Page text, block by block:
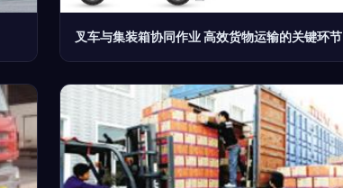
叉车与集装箱协同作业 高效货物运输的关键环节